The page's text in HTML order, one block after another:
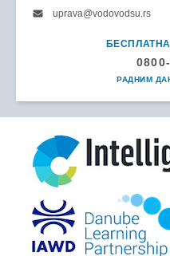
uprava@vodovodsu.rs
РАДНИМ